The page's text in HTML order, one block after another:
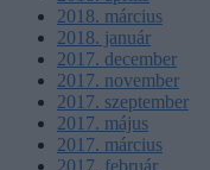
2018. március
2018. január
2017. december
2017. november
2017. szeptember
2017. május
2017. március
2017. február